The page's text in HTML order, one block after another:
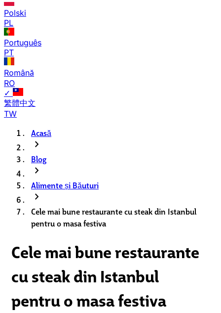
Polski
PL
Português
PT
Română
RO
✓
繁體中文
TW
Acasă
chevron_right
Blog
chevron_right
Alimente și Băuturi
chevron_right
Cele mai bune restaurante cu steak din Istanbul
pentru o masa festiva
Cele mai bune restaurante
cu steak din Istanbul
pentru o masa festiva